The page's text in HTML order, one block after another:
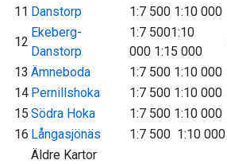
11 Danstorp 1:7 500 1:10 000
12
Ekeberg-
Danstorp
1:7 5001:10
000 1:15 000
13 Ämneboda 1:7 500 1:10 000
14 Pernillshoka 1:7 500 1:10 000
15 Södra Hoka 1:7 500 1:10 000
16 Långasjönäs 1:7 500 1:10 000
Äldre Kartor